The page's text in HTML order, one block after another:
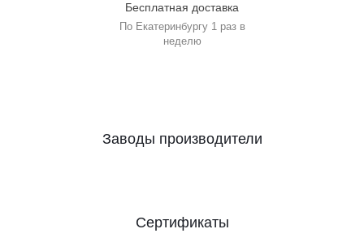
Бесплатная доставка
По Екатеринбургу 1 раз в
неделю
Заводы производители
Сертификаты